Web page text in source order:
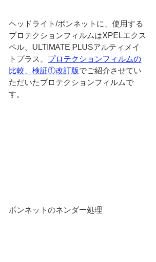
ヘッドライト/ボンネットに、使用する
プロテクションフィルムはXPELエクス
ペル、ULTIMATE PLUSアルティメイ
トプラス。 プロテクションフィルムの
比較、検証①改訂版でご紹介させてい
ただいたプロテクションフィルムで
す。
ボンネットのネンダー処理